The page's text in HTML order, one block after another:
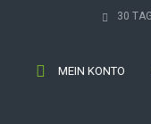
30
MEIN KONTO